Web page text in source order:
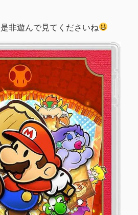
非遊んで見てくださいね